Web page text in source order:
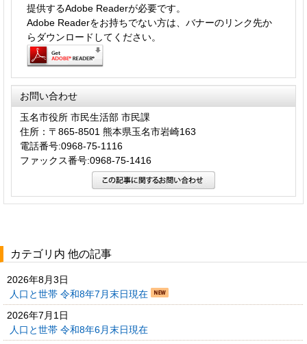
提供するAdobe Readerが必要です。
Adobe Readerをお持ちでない方は、バナーのリンク先か
らダウンロードしてください。
お問い合わせ
玉名市役所 市民生活部 市民課
住所：〒865-8501 熊本県玉名市岩崎163
電話番号:0968-75-1116
ファックス番号:0968-75-1416
カテゴリ内 他の記事
2026年8月3日
人口と世帯 令和8年7月末日現在
2026年7月1日
人口と世帯 令和8年6月末日現在